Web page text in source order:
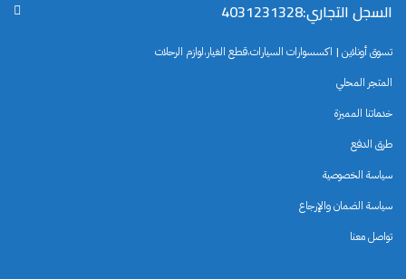
السجل التجاري:4031231328
تسوق أونلاين | اكسسوارات السيارات،قطع الغيار،لوازم الرحلات
المتجر المحلي
خدماتنا المميزة
طرق الدفع
سياسة الخصوصية
سياسة الضمان والإرجاع
تواصل معنا